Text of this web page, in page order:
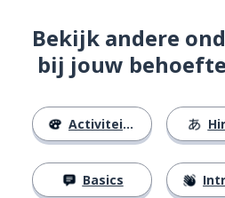
Bekijk andere
bij jouw
Activiteiten
Basics